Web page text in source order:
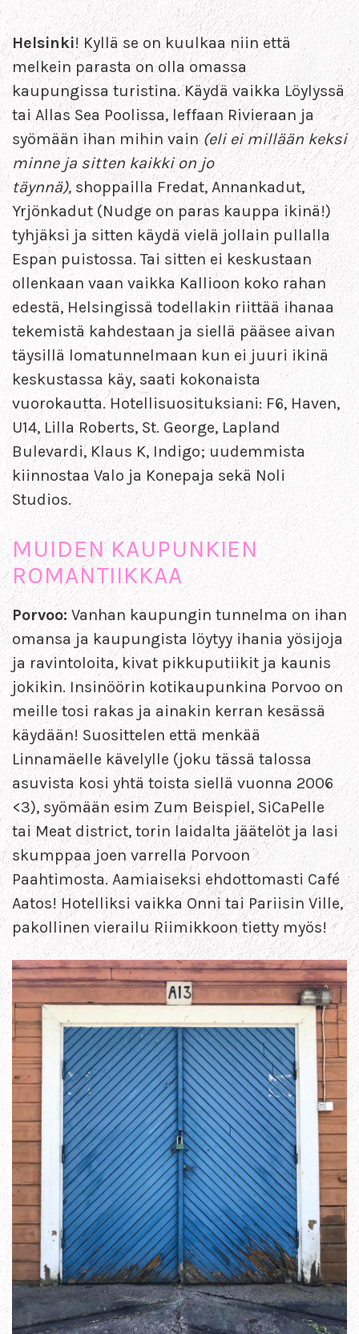
Helsinki! Kyllä se on kuulkaa niin että
melkein parasta on olla omassa
kaupungissa turistina. Käydä vaikka Löylyssä
tai Allas Sea Poolissa, leffaan Rivieraan ja
syömään ihan mihin vain(eli ei millään keksi
minne ja sitten kaikki on jo
täynnä), shoppailla Fredat, Annankadut,
Yrjönkadut (Nudge on paras kauppa ikinä!)
tyhjäksi ja sitten käydä vielä jollain pullalla
Espan puistossa. Tai sitten ei keskustaan
ollenkaan vaan vaikka Kallioon koko rahan
edestä, Helsingissä todellakin riittää ihanaa
tekemistä kahdestaan ja siellä pääsee aivan
täysillä lomatunnelmaan kun ei juuri ikinä
keskustassa käy, saati kokonaista
vuorokautta. Hotellisuosituksiani: F6, Haven,
U14, Lilla Roberts, St. George, Lapland
Bulevardi, Klaus K, Indigo; uudemmista
kiinnostaa Valo ja Konepaja sekä Noli
Studios.
MUIDEN KAUPUNKIEN
ROMANTIIKKAA
Porvoo: Vanhan kaupungin tunnelma on ihan
omansa ja kaupungista löytyy ihania yösijoja
ja ravintoloita, kivat pikkuputiikit ja kaunis
jokikin. Insinöörin kotikaupunkina Porvoo on
meille tosi rakas ja ainakin kerran kesässä
käydään! Suosittelen että menkää
Linnamäelle kävelylle (joku tässä talossa
asuvista kosi yhtä toista siellä vuonna 2006
<3), syömään esim Zum Beispiel, SiCaPelle
tai Meat district, torin laidalta jäätelöt ja lasi
skumppaa joen varrella Porvoon
Paahtimosta. Aamiaiseksi ehdottomasti Café
Aatos! Hotelliksi vaikka Onni tai Pariisin Ville,
pakollinen vierailu Riimikkoon tietty myös!